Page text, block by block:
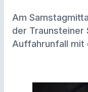
Am
der Traunsteiner
Auffahrunfall mit